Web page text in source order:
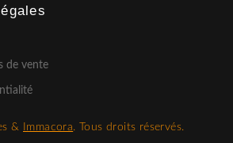
de vente
& Immacora. Tous droits réservés.